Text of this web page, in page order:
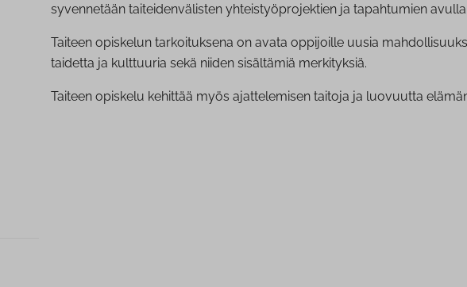
syvennetään taiteidenvälisten yhteistyöprojektien ja tapahtumien avulla.
Taiteen opiskelun tarkoituksena on avata oppijoille uusia
taidetta ja kulttuuria sekä niiden sisältämiä merkityksiä.
Taiteen opiskelu kehittää myös ajattelemisen taitoja ja luovuutta